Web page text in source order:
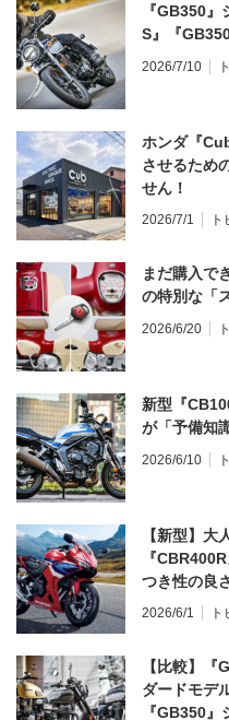
『GB350
S』『
2026/7/10
ホンダ『
させるため
せん！
2026/7/1 ト
まだ購入で
の特別な「
2026/6/20
新型『
が「予備知
2026/6/10
【新型】大
『
つき性の良
2026/6/1 ト
【比較】
ダードモデ
『GB350